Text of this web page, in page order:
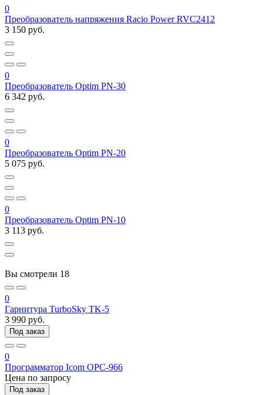
0
Преобразователь напряжения Racio Power RVC2412
3 150 руб.
0
Преобразователь Optim PN-30
6 342 руб.
0
Преобразователь Optim PN-20
5 075 руб.
0
Преобразователь Optim PN-10
3 113 руб.
Вы смотрели 18
0
Гарнитура TurboSky TK-5
3 990 руб.
Под заказ
0
Программатор Icom OPC-966
Цена по запросу
Под заказ